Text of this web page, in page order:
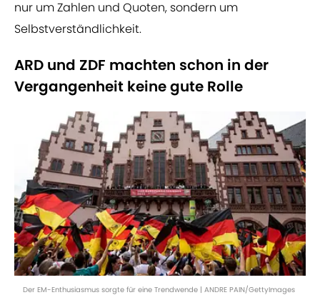
nur um Zahlen und Quoten, sondern um
Selbstverständlichkeit.
ARD und ZDF machten schon in der
Vergangenheit keine gute Rolle
Der EM-Enthusiasmus sorgte für eine Trendwende | ANDRE PAIN/GettyImages